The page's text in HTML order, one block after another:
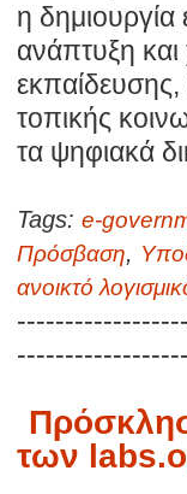
η
ανάπτυξη
εκπαίδευσης,
τοπικής
τα ψηφιακά
Tags: e-
Πρόσβαση,
ανοικτό
των